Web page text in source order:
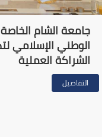
جامعة الشام الخاصة
الوطني الإسلامي
الشراكة العملية
التفاصيل